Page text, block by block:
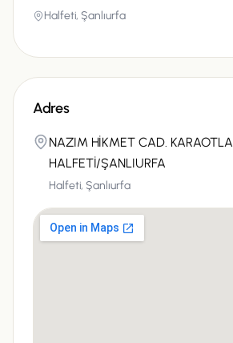
Halfeti,Şanlıurfa
Adres
NAZIM HİKMET CAD.
HALFETİ/ŞANLIURFA
Halfeti,Şanlıurfa